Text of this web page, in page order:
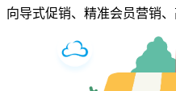
向导式促销、精准会员营销